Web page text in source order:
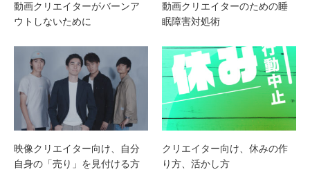
動画クリエイターがバーンア
ウトしないために
動画クリエイターのための睡
眠障害対処術
映像クリエイター向け、自分
自身の「売り」を見付ける方
クリエイター向け、休みの作
り方、活かし方